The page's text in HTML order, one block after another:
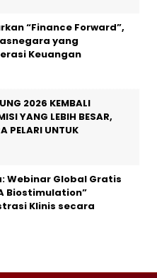
“Finance Forward”,
yang
Keuangan
2026 KEMBALI
YANG LEBIH BESAR,
PELARI UNTUK
Webinar Global Gratis
Biostimulation”
Klinis secara